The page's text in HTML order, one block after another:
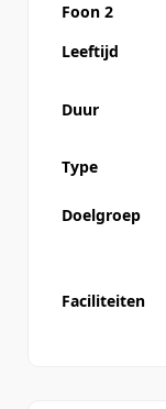
Foon 2
Leeftijd
Duur
Type
Doelgroep
Faciliteiten